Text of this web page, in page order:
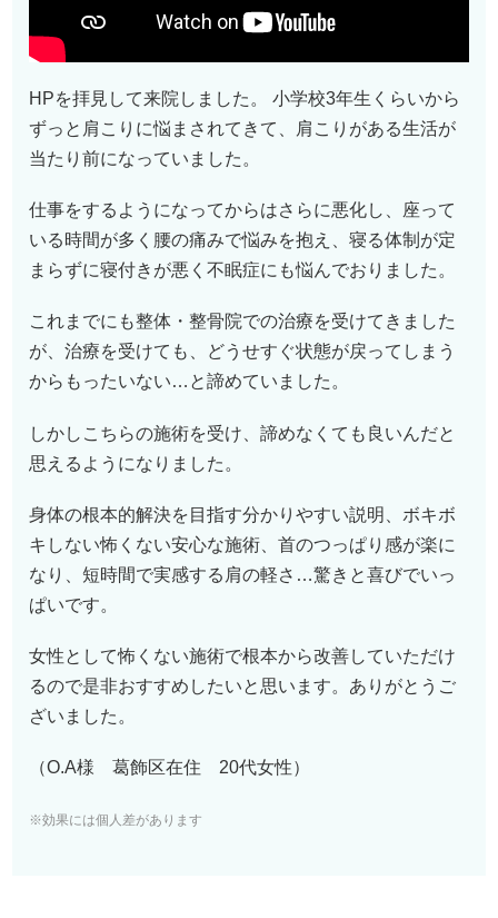
HPを拝見して来院しました。 小学校3年生くらいから
ずっと肩こりに悩まされてきて、肩こりがある生活が
当たり前になっていました。
仕事をするようになってからはさらに悪化し、座って
いる時間が多く腰の痛みで悩みを抱え、寝る体制が定
まらずに寝付きが悪く不眠症にも悩んでおりました。
これまでにも整体・整骨院での治療を受けてきました
が、治療を受けても、どうせすぐ状態が戻ってしまう
からもったいない…と諦めていました。
しかしこちらの施術を受け、諦めなくても良いんだと
思えるようになりました。
身体の根本的解決を目指す分かりやすい説明、ボキボ
キしない怖くない安心な施術、首のつっぱり感が楽に
なり、短時間で実感する肩の軽さ…驚きと喜びでいっ
ぱいです。
女性として怖くない施術で根本から改善していただけ
るので是非おすすめしたいと思います。ありがとうご
ざいました。
（O.A様 葛飾区在住 20代女性）
※効果には個人差があります